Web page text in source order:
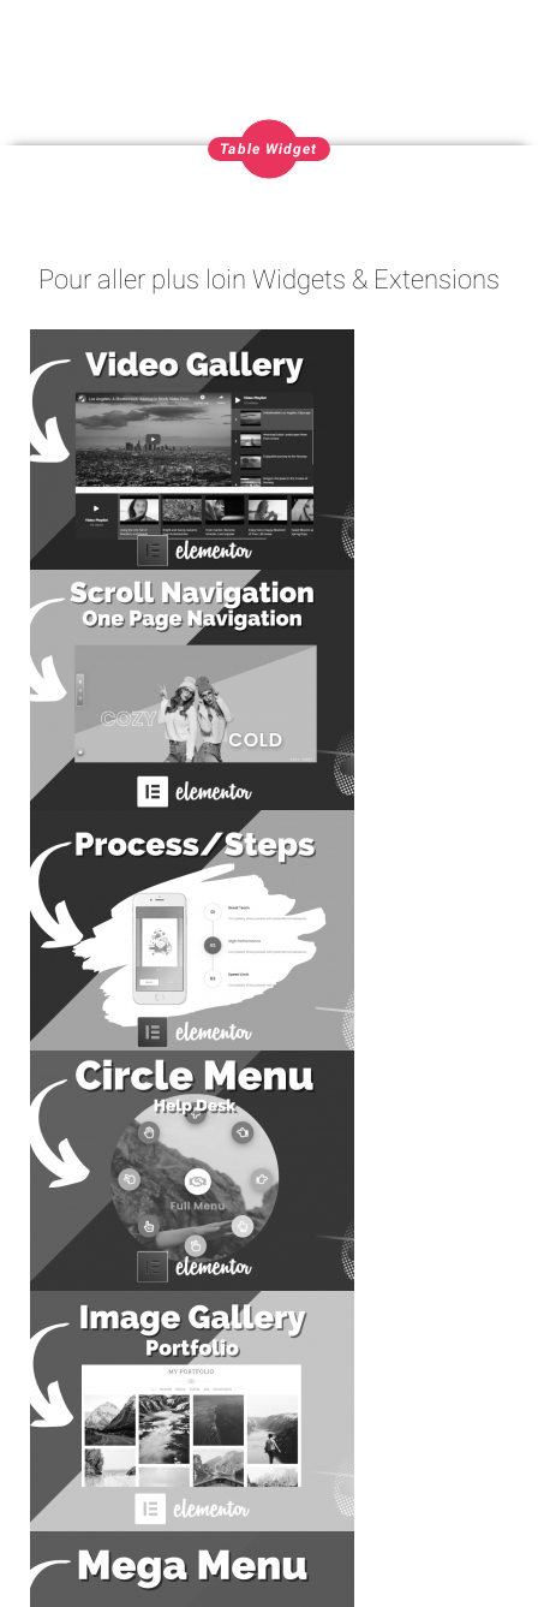
Table Widget
Pour aller plus loin Widgets & Extensions